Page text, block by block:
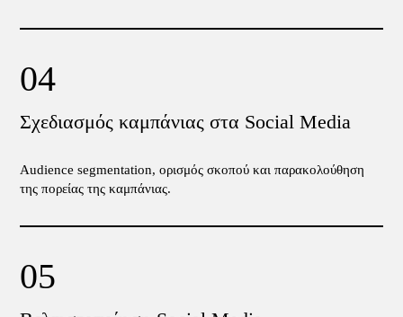
Σχεδιασμός καμπάνιας στα Social Media
Audience segmentation, ορισμός σκοπού και παρακολούθηση
της πορείας της καμπάνιας.